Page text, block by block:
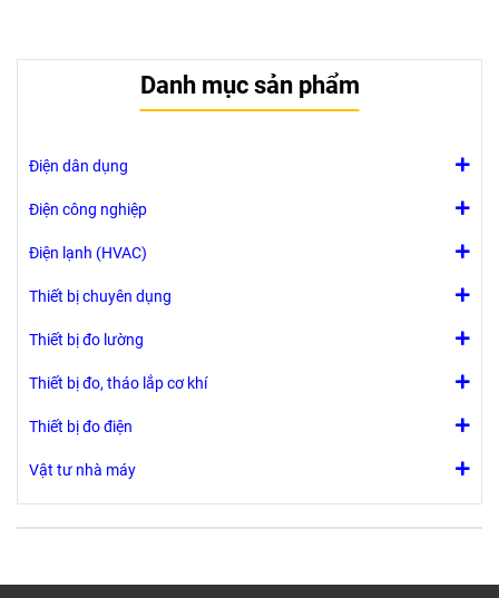
độ Slave
Modbus RTU
2-ống chỉ làm
mát/chỉ làm
nóng/chuyển
quạt 3
hoặc tự
tay.
Chế độ thông
gió
Danh mục sản phẩm
Điện dân dụng
Điện công nghiệp
Điện lạnh (HVAC)
Thiết bị chuyên dụng
Thiết bị đo lường
Thiết bị đo, tháo lắp cơ khí
Thiết bị đo điện
Vật tư nhà máy